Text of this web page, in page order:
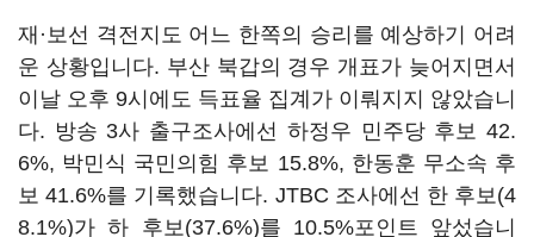
재·보선 격전지도 어느 한쪽의 승리를 예상하기 어려
운 상황입니다. 부산 북갑의 경우 개표가 늦어지면서
이날 오후 9시에도 득표율 집계가 이뤄지지 않았습니
다. 방송 3사 출구조사에선 하정우 민주당 후보 42.
6%, 박민식 국민의힘 후보 15.8%, 한동훈 무소속 후
보 41.6%를 기록했습니다. JTBC 조사에선 한 후보(4
8.1%)가 하 후보(37.6%)를 10.5%포인트 앞섰습니